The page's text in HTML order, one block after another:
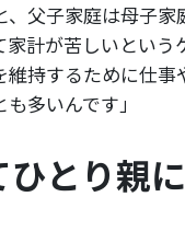
、父子家庭は母子
計が苦しいとい
維持するために仕
多いんです」
とり親